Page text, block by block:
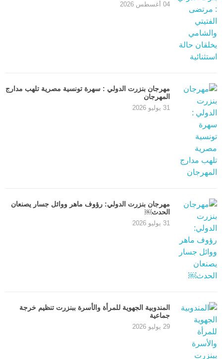
04 أغسطس 2026
مهرجان بنزرت الدولي : سهرة تونسية مصرية تلهب مدارج
المهرجان
31 يوليو 2026
مهرجان بنزرت الدولي: رؤوف ماهر ووائل جسار يصنعان
الحدث￼
31 يوليو 2026
المندوبية الجهوية للمرأة والأسرة ببنزرت تنظيم خرجة
جماعية
29 يوليو 2026